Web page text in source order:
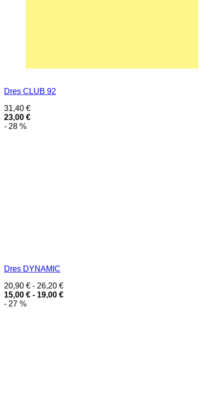
Dres CLUB 92
31,40 €
23,00 €
- 28 %
Dres DYNAMIC
20,90 € - 26,20 €
15,00 € - 19,00 €
- 27 %